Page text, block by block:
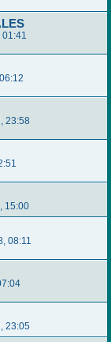
01:41
23:58
15:00
08:11
23:05